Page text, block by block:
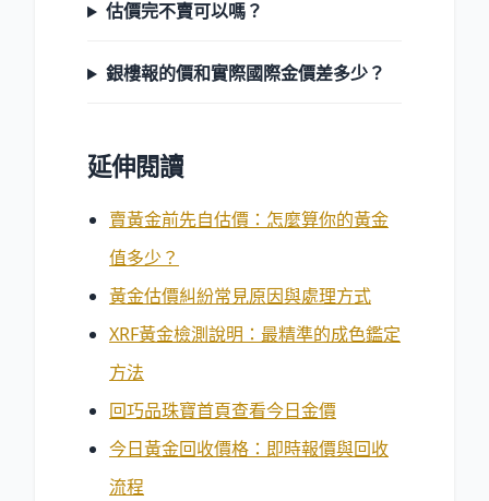
估價完不賣可以嗎？
銀樓報的價和實際國際金價差多少？
延伸閱讀
賣黃金前先自估價：怎麼算你的黃金
值多少？
黃金估價糾紛常見原因與處理方式
XRF黃金檢測說明：最精準的成色鑑定
方法
回巧品珠寶首頁查看今日金價
今日黃金回收價格：即時報價與回收
流程